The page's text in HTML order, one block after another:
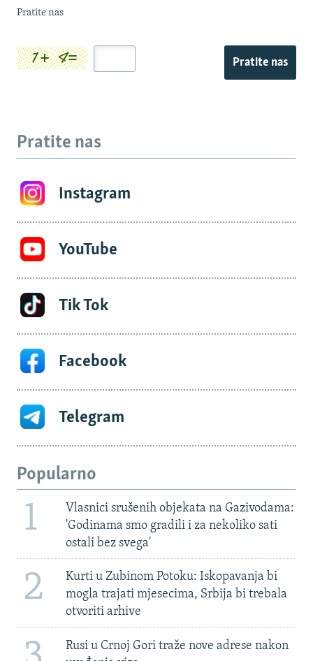
Pratite nas
Pratite nas
Pratite nas
Instagram
YouTube
Tik Tok
Facebook
Telegram
Popularno
1
Vlasnici srušenih objekata na Gazivodama:
'Godinama smo gradili i za nekoliko sati
ostali bez svega'
2
Kurti u Zubinom Potoku: Iskopavanja bi
mogla trajati mjesecima, Srbija bi trebala
otvoriti arhive
Rusi u Crnoj Gori traže nove adrese nakon